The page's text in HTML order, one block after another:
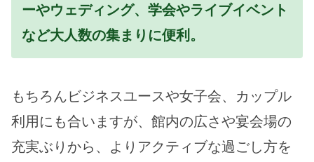
ーやウェディング、学会やライブイベント
など大人数の集まりに便利。
もちろんビジネスユースや女子会、カップル
利用にも合いますが、館内の広さや宴会場の
充実ぶりから、よりアクティブな過ごし方を